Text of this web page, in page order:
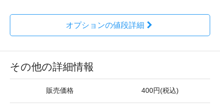
オプションの値段詳細
その他の詳細情報
販売価格 400円(税込)